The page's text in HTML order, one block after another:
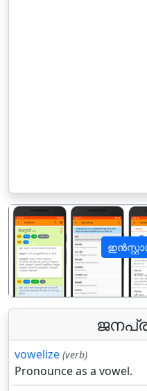
पिछला
vowelize (verb)
Pronounce as a vowel.